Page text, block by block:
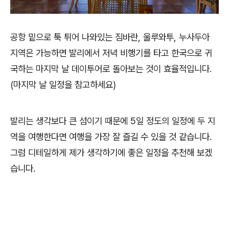
공항 밑으로 툭 튀어 나와있는 짐바란, 울루와투, 누사두아
지역은 가능하면 발리에서 저녁 비행기를 타고 한국으로 귀
국하는 마지막 날 데이투어로 돌아보는 것이 효율적입니다.
(마지막 날 일정을 참고하세요)
발리는 생각보다 큰 섬이기 때문에 5일 정도의 일정에 두 지
역을 여행한다면 여행을 가장 잘 즐길 수 있을 것 같습니다.
그럼 디테일하게 제가 생각하기에 좋은 일정을 추천해 보겠
습니다.